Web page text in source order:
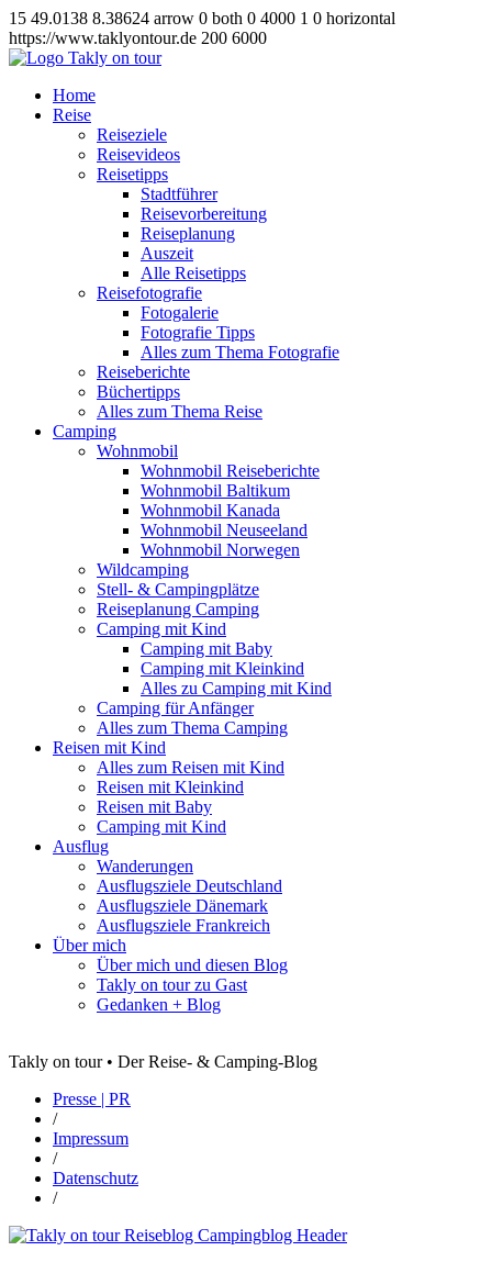
15 49.0138 8.38624 arrow 0 both 0 4000 1 0 horizontal
https://www.taklyontour.de 200 6000
Home
Reise
Reiseziele
Reisevideos
Reisetipps
Stadtführer
Reisevorbereitung
Reiseplanung
Auszeit
Alle Reisetipps
Reisefotografie
Fotogalerie
Fotografie Tipps
Alles zum Thema Fotografie
Reiseberichte
Büchertipps
Alles zum Thema Reise
Camping
Wohnmobil
Wohnmobil Reiseberichte
Wohnmobil Baltikum
Wohnmobil Kanada
Wohnmobil Neuseeland
Wohnmobil Norwegen
Wildcamping
Stell- & Campingplätze
Reiseplanung Camping
Camping mit Kind
Camping mit Baby
Camping mit Kleinkind
Alles zu Camping mit Kind
Camping für Anfänger
Alles zum Thema Camping
Reisen mit Kind
Alles zum Reisen mit Kind
Reisen mit Kleinkind
Reisen mit Baby
Camping mit Kind
Ausflug
Wanderungen
Ausflugsziele Deutschland
Ausflugsziele Dänemark
Ausflugsziele Frankreich
Über mich
Über mich und diesen Blog
Takly on tour zu Gast
Gedanken + Blog
Takly on tour • Der Reise- & Camping-Blog
Presse | PR
/
Impressum
/
Datenschutz
/